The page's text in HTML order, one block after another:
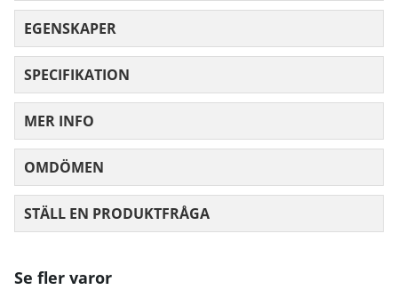
EGENSKAPER
SPECIFIKATION
MER INFO
OMDÖMEN
STÄLL EN PRODUKTFRÅGA
Se fler varor